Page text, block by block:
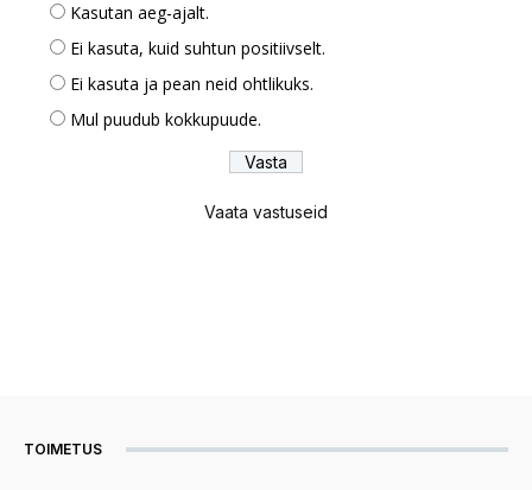
Kasutan aeg-ajalt.
Ei kasuta, kuid suhtun positiivselt.
Ei kasuta ja pean neid ohtlikuks.
Mul puudub kokkupuude.
Vaata vastuseid
TOIMETUS